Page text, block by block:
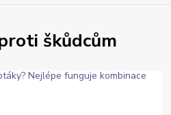
škůdcům